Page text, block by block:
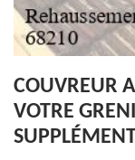
COUVREUR
VOTRE